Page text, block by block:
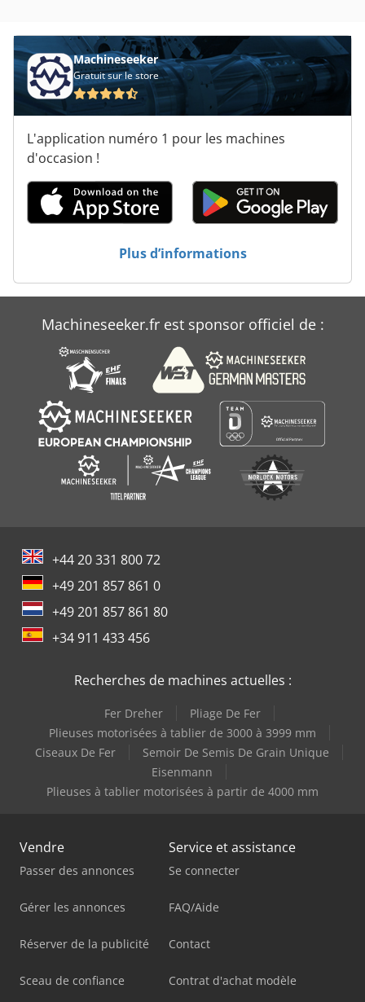
Machine De Fabrication
Machine De Finition
Pièces De Machine À Laver
Pièces Détachées De
Véhicule De Travail
Équipement De Bar
Machineseeker
Gratuit sur le store
L'application numéro 1 pour les machines
d'occasion !
Plus d’informations
Machineseeker.fr est sponsor officiel de :
+44 20 331 800 72
+49 201 857 861 0
+49 201 857 861 80
+34 911 433 456
Recherches de machines actuelles :
Fer Dreher
Pliage De Fer
Plieuses motorisées à tablier de 3000 à 3999 mm
Ciseaux De Fer
Semoir De Semis De Grain Unique
Eisenmann
Plieuses à tablier motorisées à partir de 4000 mm
Vendre
Passer des annonces
Gérer les annonces
Réserver de la publicité
Sceau de confiance
Service et assistance
Se connecter
FAQ/Aide
Contact
Contrat d'achat modèle